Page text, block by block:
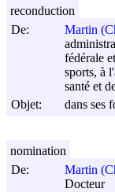
De:
Martin
fédérale
sports, à
santé et
Objet:
dans ses
reconduction
De:
Martin
Docteur
nomination